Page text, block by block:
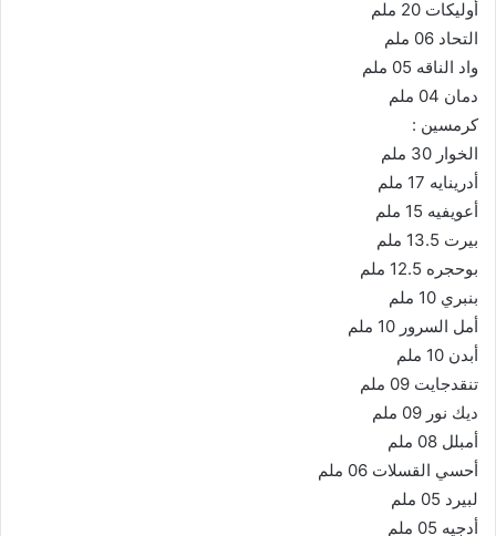
أوليكات 20 ملم
التحاد 06 ملم
واد الناقه 05 ملم
دمان 04 ملم
كرمسين :
الخوار 30 ملم
أدرينايه 17 ملم
أعويفيه 15 ملم
بيرت 13.5 ملم
بوحجره 12.5 ملم
بنبري 10 ملم
أمل السرور 10 ملم
أبدن 10 ملم
تنقدجايت 09 ملم
ديك نور 09 ملم
أمبلل 08 ملم
أحسي القسلات 06 ملم
لبيرد 05 ملم
أدجيه 05 ملم